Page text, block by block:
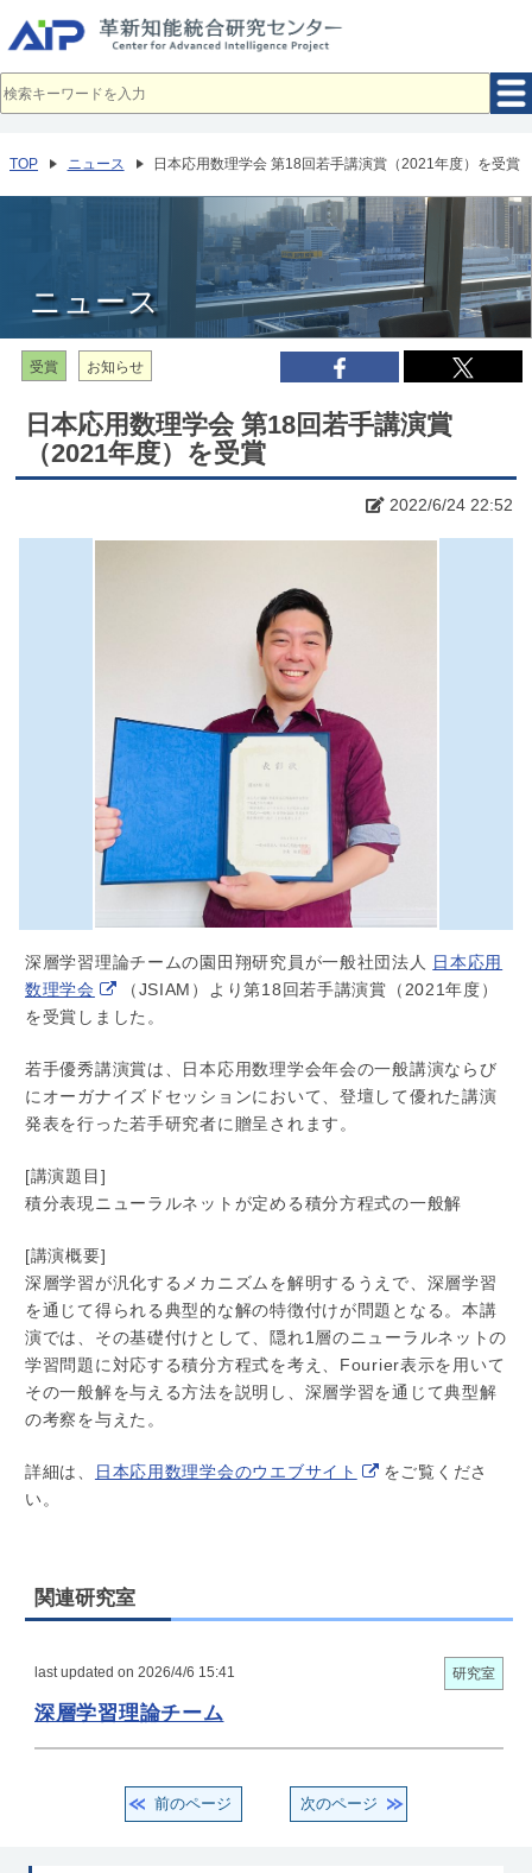
イ
ン
へ
動
TOP ニュース 日本応用数理学会 第18回若手講演賞（2021年度）を受賞
ニュース
お知らせ
受賞
日本応用数理学会 第18回若手講演賞
（2021年度）を受賞
2022/6/24 22:52
深層学習理論チームの園田翔研究員が一般社団法人
日本応用
数理学会
（JSIAM）より第18回若手講演賞（2021年度）
を受賞しました。
若手優秀講演賞は、日本応用数理学会年会の一般講演ならび
にオーガナイズドセッションにおいて、登壇して優れた講演
発表を行った若手研究者に贈呈されます。
[講演題目]
積分表現ニューラルネットが定める積分方程式の一般解
[講演概要]
深層学習が汎化するメカニズムを解明するうえで、深層学習
を通じて得られる典型的な解の特徴付けが問題となる。本講
演では、その基礎付けとして、隠れ1層のニューラルネットの
学習問題に対応する積分方程式を考え、Fourier表示を用いて
その一般解を与える方法を説明し、深層学習を通じて典型解
の考察を与えた。
詳細は、 日本応用数理学会のウエブサイト
をご覧くださ
い。
関連研究室
last updated on 2026/4/6 15:41 研究室
深層学習理論チーム
前のページ 次のページ